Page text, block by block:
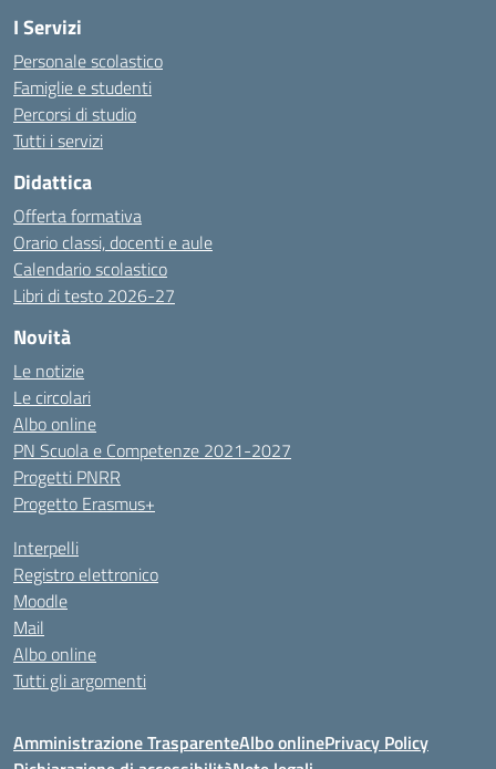
I Servizi
Personale scolastico
Famiglie e studenti
Percorsi di studio
Tutti i servizi
Didattica
Offerta formativa
Orario classi, docenti e aule
Calendario scolastico
Libri di testo 2026-27
Novità
Le notizie
Le circolari
Albo online
PN Scuola e Competenze 2021-2027
Progetti PNRR
Progetto Erasmus+
Interpelli
Registro elettronico
Moodle
Mail
Albo online
Tutti gli argomenti
Amministrazione TrasparenteAlbo onlinePrivacy Policy